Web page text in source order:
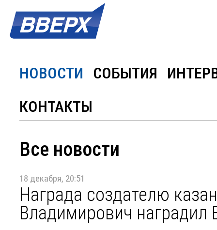
НОВОСТИ СОБЫТИЯ
КОНТАКТЫ
Все новости
18 декабря, 20:51
Награда создателю
Владимирович